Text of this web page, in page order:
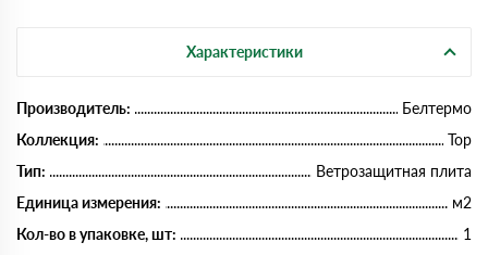
Характеристики
Производитель:
Белтермо
Коллекция:
Top
Тип:
Ветрозащитная плита
Единица измерения:
м2
Кол-во в упаковке, шт:
1